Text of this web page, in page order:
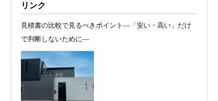
2026年07月09
日
「自由設計」の本当の意味。どこまで自
由なのか
施工例・京都市北区・ハイクラスの家1UP
多数お問合せありがとうございました。2021～
2025年度 京都・滋賀の注文住宅モニター募
お問合せ有難う御座いました。京都市北区I様,京都市中京
区K様,京都市右京区S様,滋賀県大津市T様,京都市中京区A
様,京都市山科区E様,滋賀県大津市S様,滋賀県草津市D様,
リンク
見積書の比較で見るべきポイント―「安い・高い」だけ
で判断しないために―